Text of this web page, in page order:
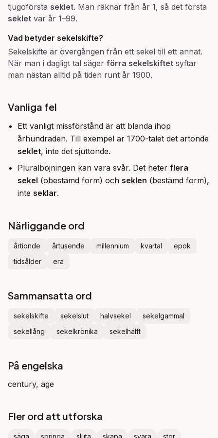
tjugoförsta seklet. Man räknar från år 1, så det första
seklet var år 1–99.
Vad betyder sekelskifte?
Sekelskifte är övergången från ett sekel till ett annat.
När man i dagligt tal säger förra sekelskiftet syftar
man nästan alltid på tiden runt år 1900.
Vanliga fel
Ett vanligt missförstånd är att blanda ihop
århundraden. Till exempel är 1700-talet det artonde
seklet, inte det sjuttonde.
Pluralböjningen kan vara svår. Det heter flera
sekel (obestämd form) och seklen (bestämd form),
inte seklar.
Närliggande ord
årtionde årtusende millennium kvartal
epok
tidsålder
era
Sammansatta ord
sekelskifte sekelslut halvsekel
sekelgammal
sekellång
sekelkrönika sekelhälft
På engelska
century, age
Fler ord att utforska
säga springa sluta skapa svara stor